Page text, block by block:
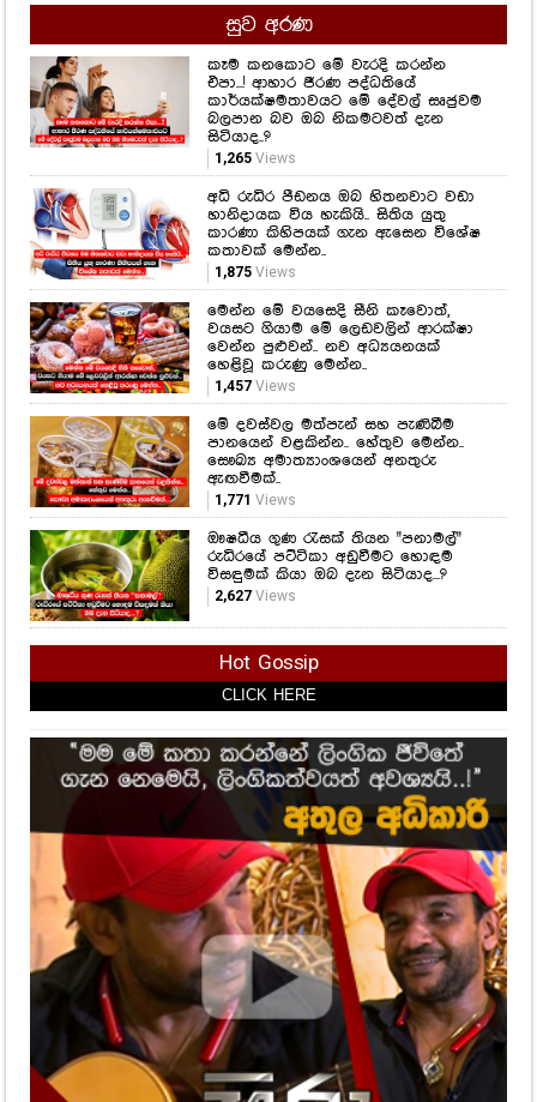
සුව අරණ
කෑම කනකොට මේ වැරදි කරන්න
එපා...! ආහාර ජීරණ පද්ධතියේ
කාර්යක්ෂමතාවයට මේ දේවල් සෘජුවම
බලපාන බව ඔබ නිකමටවත් දැන
සිටියාද..?
1,265Views
අධි රුධිර පීඩනය ඔබ හිතනවාට වඩා
හානිදායක විය හැකියි.. සිතිය යුතු
කාරණා කිහිපයක් ගැන ඇසෙන විශේෂ
කතාවක් මෙන්න..
1,875Views
මෙන්න මේ වයසෙදි සීනි කෑවොත්,
වයසට ගියාම මේ ලෙඩවලින් ආරක්ෂා
වෙන්න පුළුවන්.. නව අධ්‍යයනයක්
හෙළිවූ කරුණු මෙන්න..
1,457Views
මේ දවස්වල මත්පැන් සහ පැණිබීම
පානයෙන් වළකින්න.. හේතුව මෙන්න..
සෞඛ්‍ය අමාත්‍යාංශයෙන් අනතුරු
ඇඟවීමක්..
1,771 Views
ඖෂධීය ගුණ රැසක් තියන "පනාමල්"
රුධිරයේ පට්ටිකා අඩුවීමට හොඳම
විසඳුමක් කියා ඔබ දැන සිටියාද...?
2,627Views
Hot Gossip
CLICK HERE